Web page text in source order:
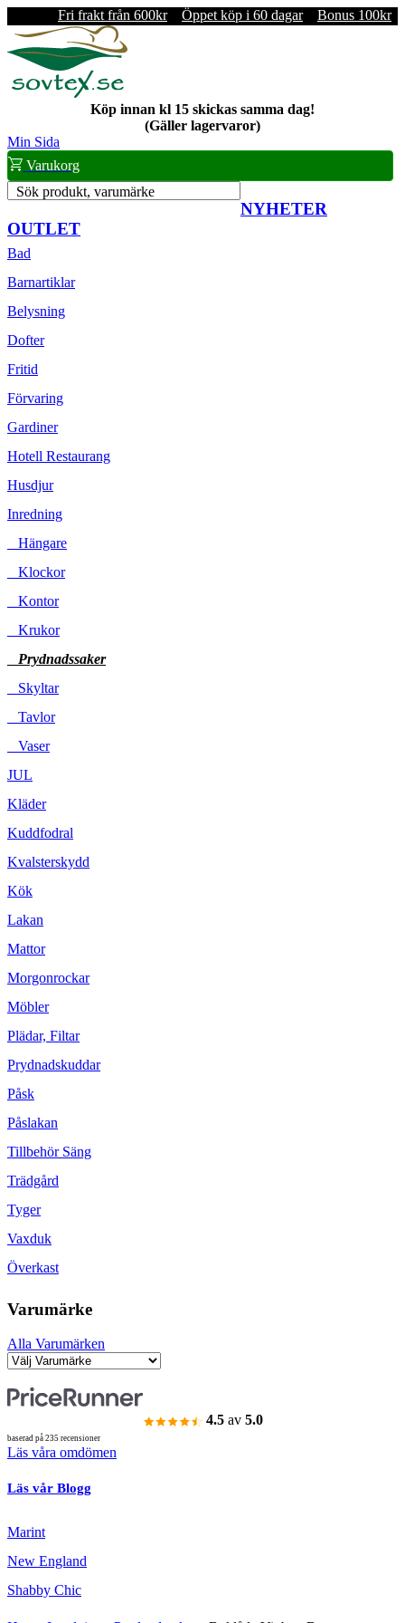
Fri frakt från 600kr Öppet köp i 60 dagar Bonus 100kr
Köp innan kl 15 skickas samma dag!
(Gäller lagervaror)
Min Sida
Varukorg
Sök produkt, varumärke
NYHETER
OUTLET
Bad
Barnartiklar
Belysning
Dofter
Fritid
Förvaring
Gardiner
Hotell Restaurang
Husdjur
Inredning
Hängare
Klockor
Kontor
Krukor
Prydnadssaker
Skyltar
Tavlor
Vaser
JUL
Kläder
Kuddfodral
Kvalsterskydd
Kök
Lakan
Mattor
Morgonrockar
Möbler
Plädar, Filtar
Prydnadskuddar
Påsk
Påslakan
Tillbehör Säng
Trädgård
Tyger
Vaxduk
Överkast
Varumärke
Alla Varumärken
4.5 av 5.0
baserad på 235 recensioner
Läs våra omdömen
Läs vår Blogg
Marint
New England
Shabby Chic